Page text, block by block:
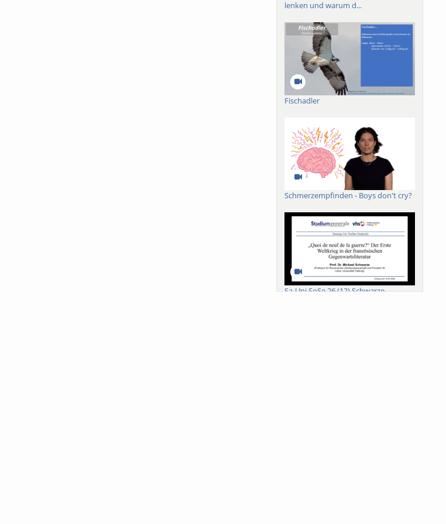
lenken und warum d...
Fischadler
Schmerzempfinden - Boys don't cry?
Sa-Uni SoSe 26 (12) Schwarze